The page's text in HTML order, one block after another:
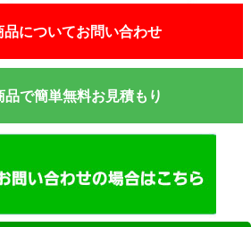
品についてお問い合わせ
品で簡単無料お見積もり